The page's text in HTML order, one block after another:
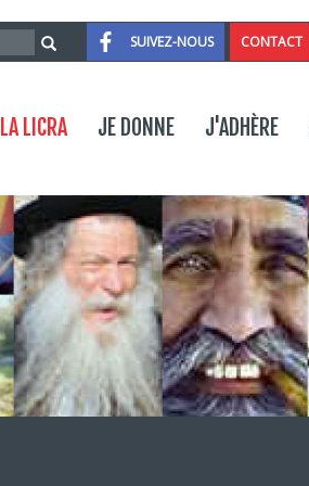
Contact
SUIVEZ-NOUS CONTACT
Search
Je
LA LICRA JE DONNE J'ADHÈRE